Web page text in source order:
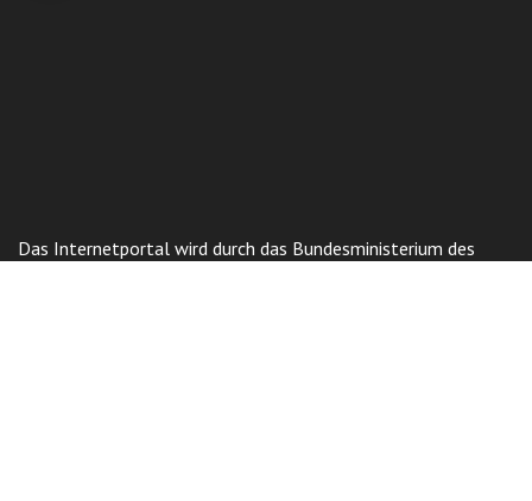
Das Internetportal wird durch das Bundesministerium des